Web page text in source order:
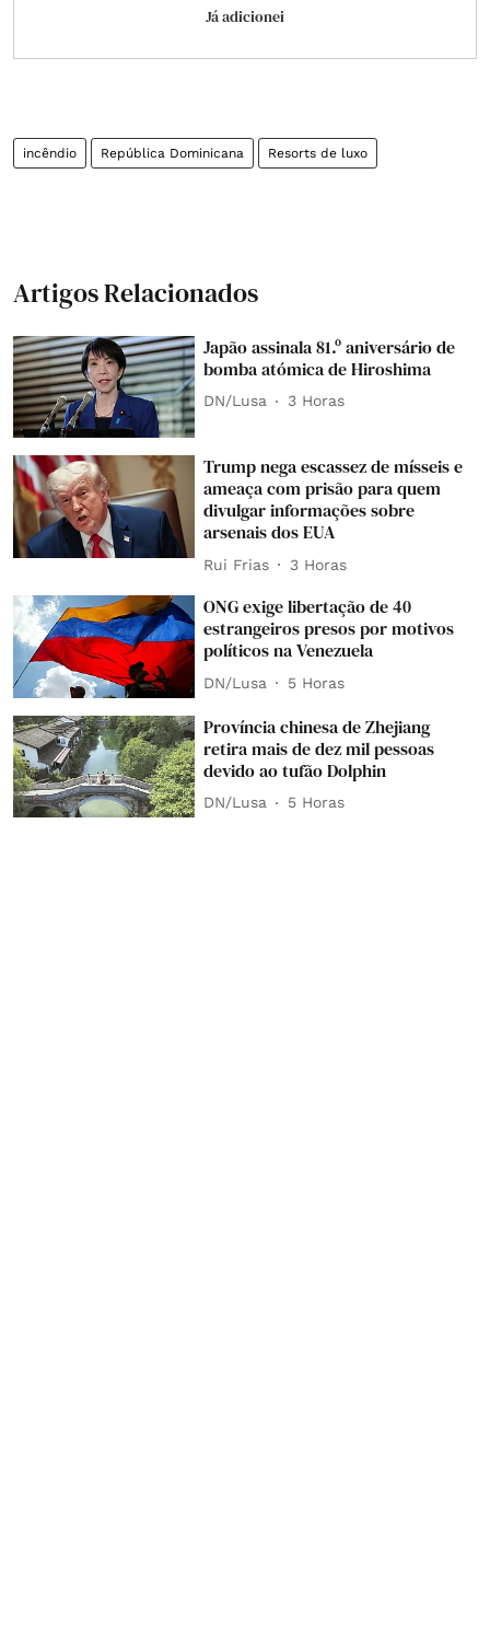
Já adicionei
incêndio República Dominicana Resorts de luxo
Artigos Relacionados
Japão assinala 81.º aniversário de
bomba atómica de Hiroshima
DN/Lusa 3 Horas
Trump nega escassez de mísseis e
ameaça com prisão para quem
divulgar informações sobre
arsenais dos EUA
Rui Frias 3 Horas
ONG exige libertação de 40
estrangeiros presos por motivos
políticos na Venezuela
DN/Lusa 5 Horas
Província chinesa de Zhejiang
retira mais de dez mil pessoas
devido ao tufão Dolphin
DN/Lusa 5 Horas